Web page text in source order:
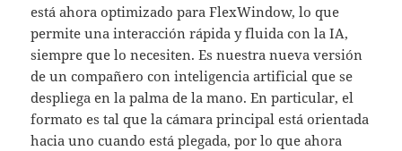
está ahora optimizado para FlexWindow, lo que
permite una interacción rápida y fluida con la IA,
siempre que lo necesiten. Es nuestra nueva versión
de un compañero con inteligencia artificial que se
despliega en la palma de la mano. En particular, el
formato es tal que la cámara principal está orientada
hacia uno cuando está plegada, por lo que ahora